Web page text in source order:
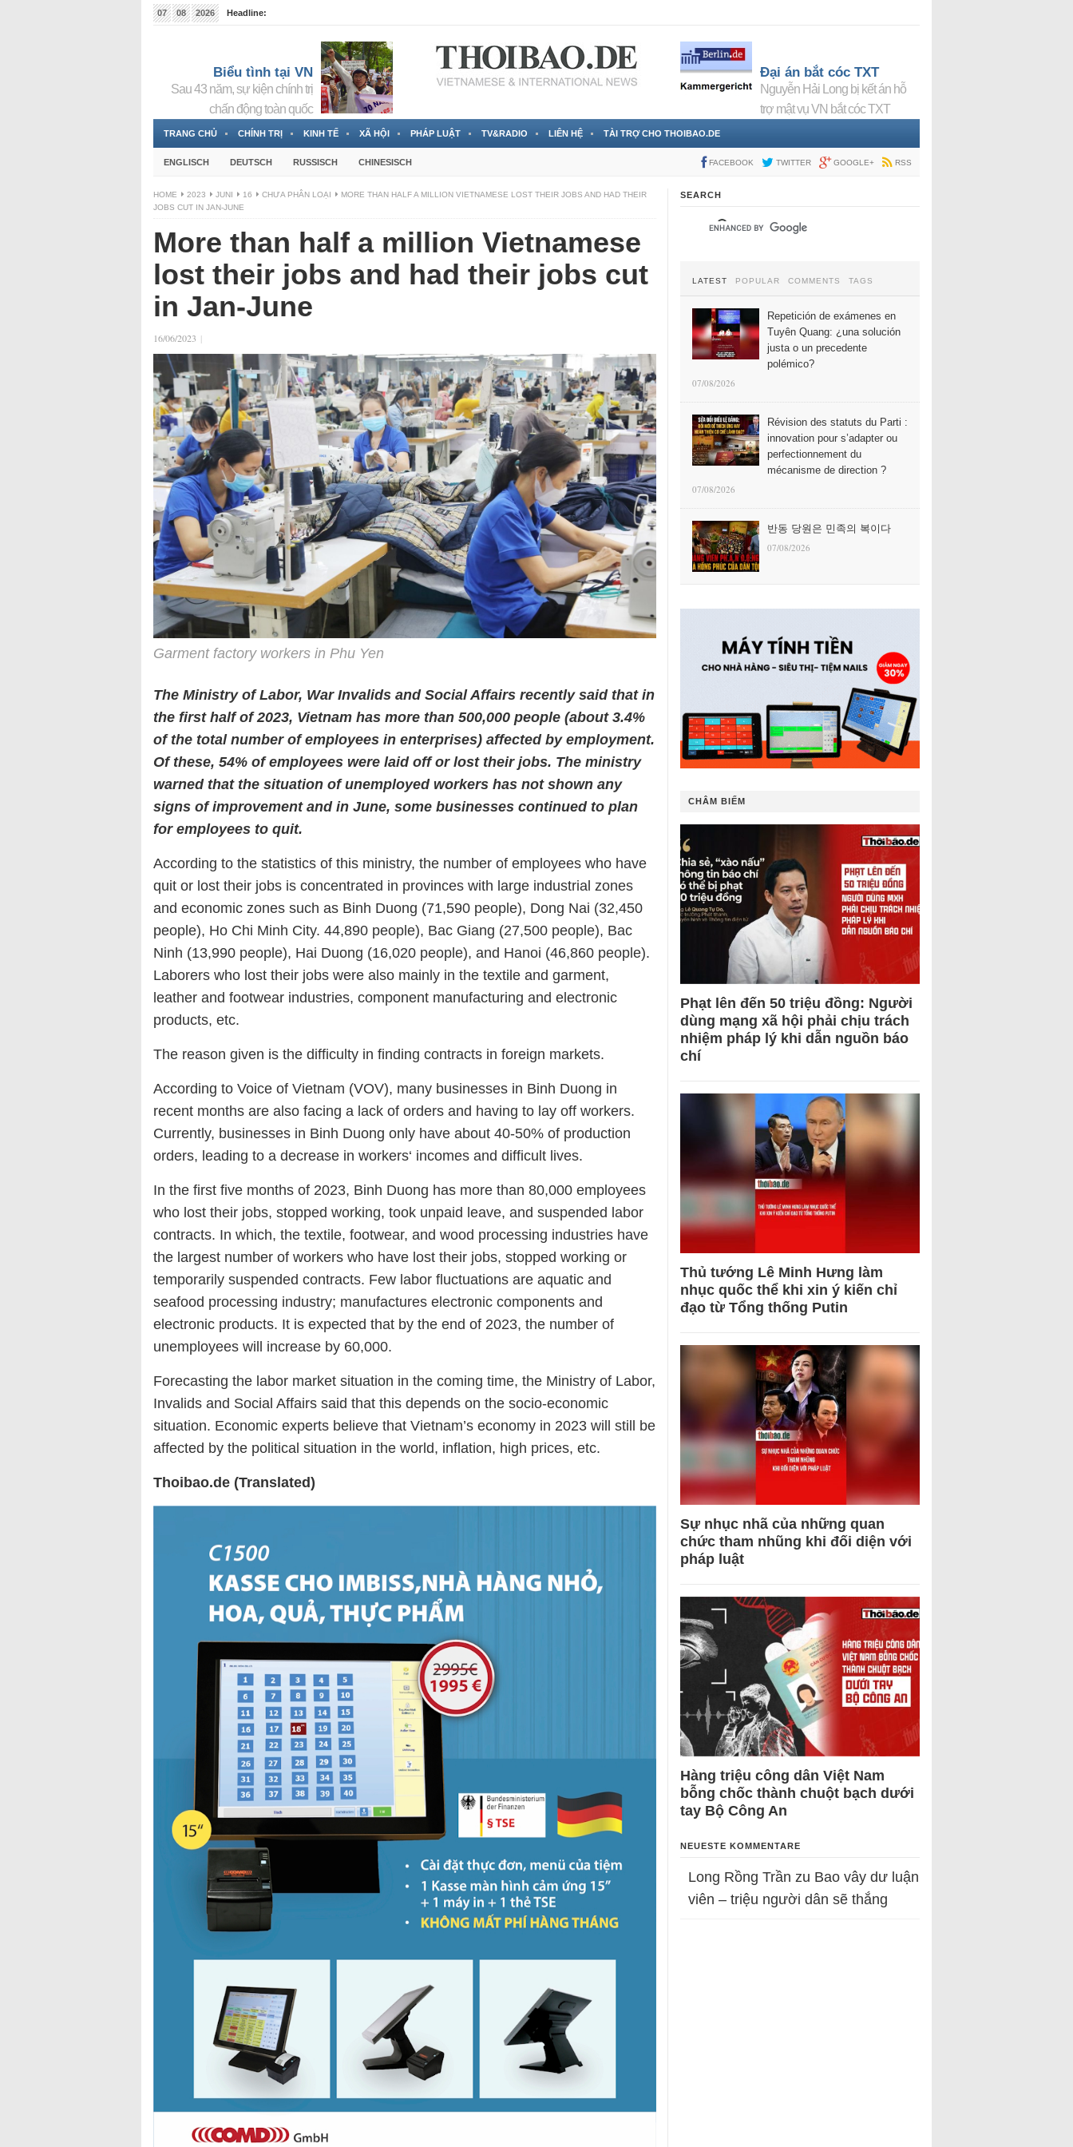
07 08 2026
Headline:
Biểu tình tại VN
Sau 43 năm, sự kiện chính trị
chấn động toàn quốc
Đại án bắt cóc TXT
Nguyễn Hải Long bị kết án hỗ
trợ mật vụ VN bắt cóc TXT
TRANG CHỦ CHÍNH TRỊ KINH TẾ XÃ HỘI PHÁP LUẬT TV&RADIO LIÊN HỆ TÀI TRỢ CHO THOIBAO.DE
ENGLISCH DEUTSCH RUSSISCH CHINESISCH FACEBOOK TWITTER GOOGLE+ RSS
HOME 2023 JUNI 16 CHƯA PHÂN LOẠI
MORE THAN HALF A MILLION VIETNAMESE LOST THEIR JOBS AND HAD THEIR
JOBS CUT IN JAN-JUNE
More than half a million Vietnamese
lost their jobs and had their jobs cut
in Jan-June
16/06/2023 |
Garment factory workers in Phu Yen
The Ministry of Labor, War Invalids and Social Affairs recently said that in
the first half of 2023, Vietnam has more than 500,000 people (about 3.4%
of the total number of employees in enterprises) affected by employment.
Of these, 54% of employees were laid off or lost their jobs. The ministry
warned that the situation of unemployed workers has not shown any
signs of improvement and in June, some businesses continued to plan
for employees to quit.
According to the statistics of this ministry, the number of employees who have
quit or lost their jobs is concentrated in provinces with large industrial zones
and economic zones such as Binh Duong (71,590 people), Dong Nai (32,450
people), Ho Chi Minh City. 44,890 people), Bac Giang (27,500 people), Bac
Ninh (13,990 people), Hai Duong (16,020 people), and Hanoi (46,860 people).
Laborers who lost their jobs were also mainly in the textile and garment,
leather and footwear industries, component manufacturing and electronic
products, etc.
The reason given is the difficulty in finding contracts in foreign markets.
According to Voice of Vietnam (VOV), many businesses in Binh Duong in
recent months are also facing a lack of orders and having to lay off workers.
Currently, businesses in Binh Duong only have about 40-50% of production
orders, leading to a decrease in workers‘ incomes and difficult lives.
In the first five months of 2023, Binh Duong has more than 80,000 employees
who lost their jobs, stopped working, took unpaid leave, and suspended labor
contracts. In which, the textile, footwear, and wood processing industries have
the largest number of workers who have lost their jobs, stopped working or
temporarily suspended contracts. Few labor fluctuations are aquatic and
seafood processing industry; manufactures electronic components and
electronic products. It is expected that by the end of 2023, the number of
unemployees will increase by 60,000.
Forecasting the labor market situation in the coming time, the Ministry of Labor,
Invalids and Social Affairs said that this depends on the socio-economic
situation. Economic experts believe that Vietnam’s economy in 2023 will still be
affected by the political situation in the world, inflation, high prices, etc.
Thoibao.de (Translated)
SEARCH
LATEST POPULAR COMMENTS TAGS
Repetición de exámenes en
Tuyên Quang: ¿una solución
justa o un precedente
polémico?
07/08/2026
Révision des statuts du Parti :
innovation pour s’adapter ou
perfectionnement du
mécanisme de direction ?
07/08/2026
반동 당원은 민족의 복이다
07/08/2026
CHÂM BIẾM
Phạt lên đến 50 triệu đồng: Người
dùng mạng xã hội phải chịu trách
nhiệm pháp lý khi dẫn nguồn báo
chí
Thủ tướng Lê Minh Hưng làm
nhục quốc thể khi xin ý kiến chỉ
đạo từ Tổng thống Putin
Sự nhục nhã của những quan
chức tham nhũng khi đối diện với
pháp luật
Hàng triệu công dân Việt Nam
bỗng chốc thành chuột bạch dưới
tay Bộ Công An
NEUESTE KOMMENTARE
Long Rồng Trần zu Bao vây dư luận
viên – triệu người dân sẽ thắng